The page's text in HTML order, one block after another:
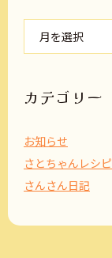
ブ
カテゴリー
お知らせ
さとちゃんレシピ
さんさん日記